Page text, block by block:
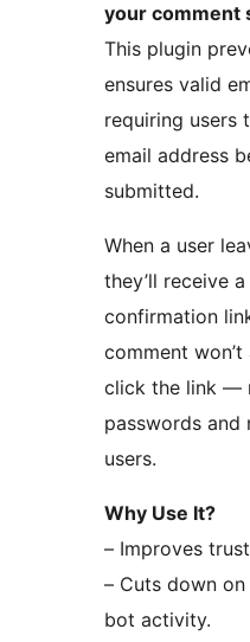
your comment
This plugin
ensures valid
requiring users
email address
submitted.
When a user
they’ll receive
confirmation
comment
click the link —
passwords
users.
Why Use It?
– Improves
– Cuts down on
bot activity.